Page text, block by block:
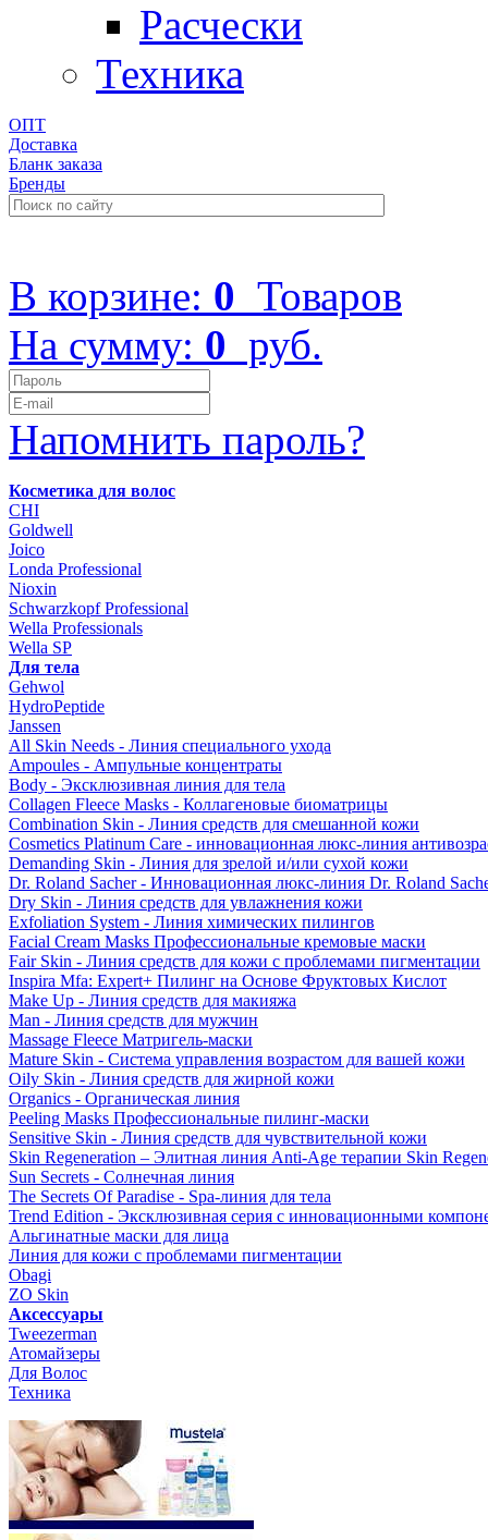
Расчески
Техника
ОПТ
Доставка
Бланк заказа
Бренды
В корзине: 0 Товаров
На сумму: 0 руб.
Напомнить пароль?
Косметика для волос
CHI
Goldwell
Joico
Londa Professional
Nioxin
Schwarzkopf Professional
Wella Professionals
Wella SP
Для тела
Gehwol
HydroPeptide
Janssen
All Skin Needs - Линия специального ухода
Ampoules - Ампульные концентраты
Body - Эксклюзивная линия для тела
Collagen Fleece Masks - Коллагеновые биоматрицы
Combination Skin - Линия средств для смешанной кожи
Cosmetics Platinum Care - инновационная люкс-линия
Demanding Skin - Линия для зрелой и/или сухой кожи
Dr. Roland Sacher - Инновационная люкс-линия Dr. Roland
Dry Skin - Линия средств для увлажнения кожи
Exfoliation System - Линия химических пилингов
Facial Cream Masks Профессиональные кремовые маски
Fair Skin - Линия средств для кожи с проблемами пигментации
Inspira Mfa: Expert+ Пилинг на Основе Фруктовых Кислот
Make Up - Линия средств для макияжа
Man - Линия средств для мужчин
Massage Fleece Матригель-маски
Mature Skin - Система управления возрастом для вашей кожи
Oily Skin - Линия средств для жирной кожи
Organics - Органическая линия
Peeling Masks Профессиональные пилинг-маски
Sensitive Skin - Линия средств для чувствительной кожи
Skin Regeneration – Элитная линия Anti-Age терапии Skin
Sun Secrets - Солнечная линия
The Secrets Of Paradise - Spa-линия для тела
Trend Edition - Эксклюзивная серия с инновационными
Альгинатные маски для лица
Линия для кожи с проблемами пигментации
Obagi
ZO Skin
Aксессуары
Tweezerman
Атомайзеры
Для Волос
Техника